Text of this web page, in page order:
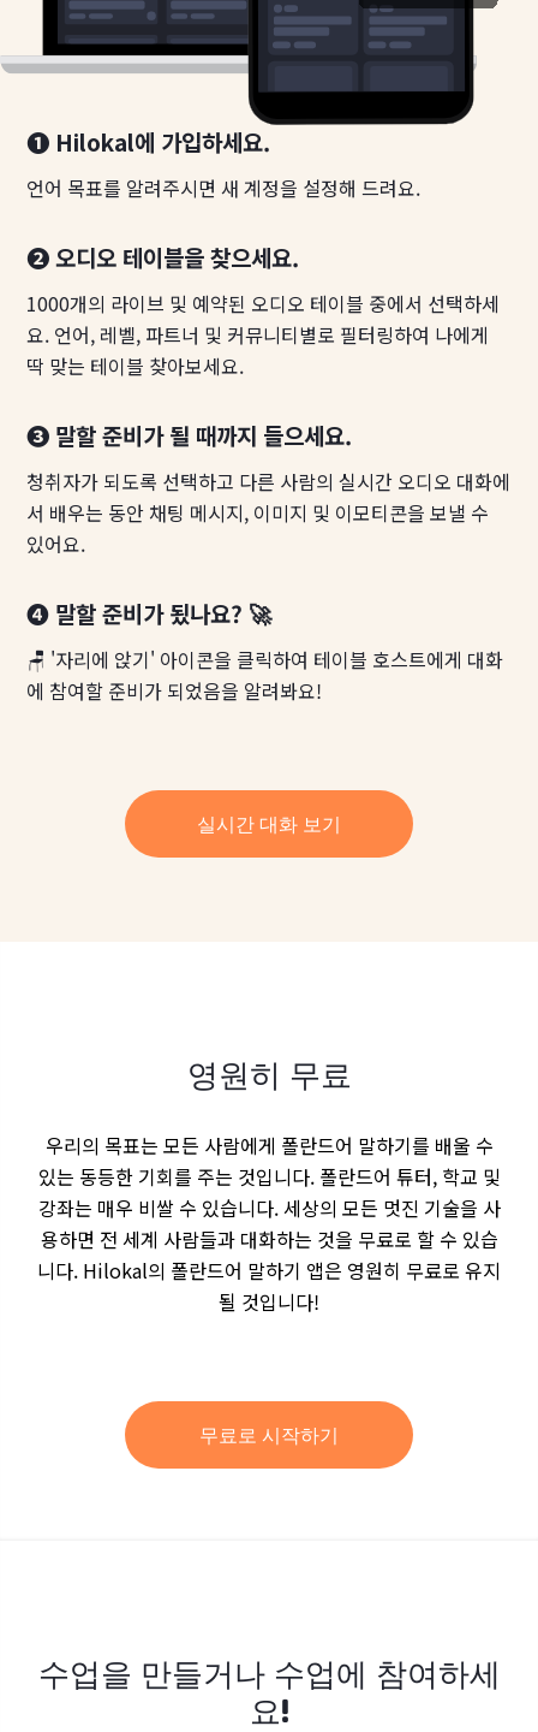
❶ Hilokal에 가입하세요.
언어 목표를 알려주시면 새 계정을 설정해 드려요.
❷ 오디오 테이블을 찾으세요.
1000개의 라이브 및 예약된 오디오 테이블 중에서 선택하세
요. 언어, 레벨, 파트너 및 커뮤니티별로 필터링하여 나에게
딱 맞는 테이블 찾아보세요.
❸ 말할 준비가 될 때까지 들으세요.
청취자가 되도록 선택하고 다른 사람의 실시간 오디오 대화에
서 배우는 동안 채팅 메시지, 이미지 및 이모티콘을 보낼 수
있어요.
❹ 말할 준비가 됬나요? 🚀
🪑 '자리에 앉기' 아이콘을 클릭하여 테이블 호스트에게 대화
에 참여할 준비가 되었음을 알려봐요!
실시간 대화 보기
영원히 무료
우리의 목표는 모든 사람에게 폴란드어 말하기를 배울 수
있는 동등한 기회를 주는 것입니다. 폴란드어 튜터, 학교 및
강좌는 매우 비쌀 수 있습니다. 세상의 모든 멋진 기술을 사
용하면 전 세계 사람들과 대화하는 것을 무료로 할 수 있습
니다. Hilokal의 폴란드어 말하기 앱은 영원히 무료로 유지
될 것입니다!
무료로 시작하기
수업을 만들거나 수업에 참여하세
요!